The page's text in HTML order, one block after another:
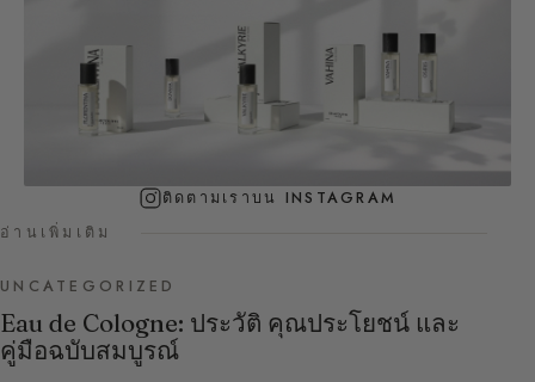
ติดตามเราบน INSTAGRAM
อ่านเพิ่มเติม
UNCATEGORIZED
Eau de Cologne: ประวัติ คุณประโยชน์ และ
คู่มือฉบับสมบูรณ์